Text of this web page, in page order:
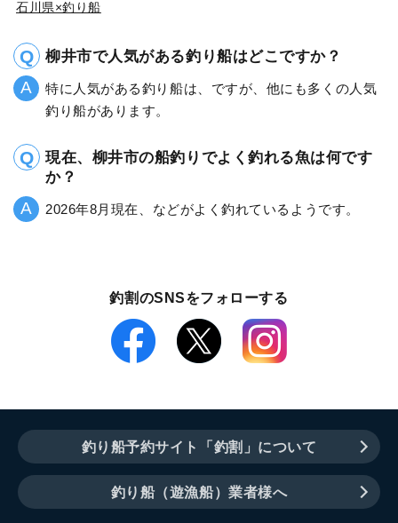
石川県×釣り船
柳井市で人気がある釣り船はどこですか？
特に人気がある釣り船は、ですが、他にも多くの人気
釣り船があります。
現在、柳井市の船釣りでよく釣れる魚は何です
か？
2026年8月現在、などがよく釣れているようです。
釣割のSNSをフォローする
釣り船予約サイト「釣割」について
釣り船（遊漁船）業者様へ